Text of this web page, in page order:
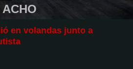
en volandas junto a